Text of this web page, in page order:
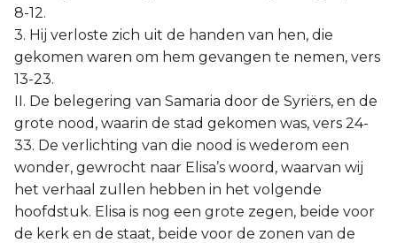
8-12.
3. Hij verloste zich uit de handen van hen, die
gekomen waren om hem gevangen te nemen, vers
13-23.
II. De belegering van Samaria door de Syriërs, en de
grote nood, waarin de stad gekomen was, vers 24-
33. De verlichting van die nood is wederom een
wonder, gewrocht naar Elisa’s woord, waarvan wij
het verhaal zullen hebben in het volgende
hoofdstuk. Elisa is nog een grote zegen, beide voor
de kerk en de staat, beide voor de zonen van de